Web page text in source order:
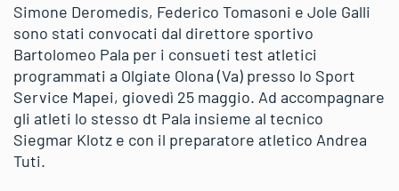
Simone Deromedis, Federico Tomasoni e Jole Galli
sono stati convocati dal direttore sportivo
Bartolomeo Pala per i consueti test atletici
programmati a Olgiate Olona (Va) presso lo Sport
Service Mapei, giovedì 25 maggio. Ad accompagnare
gli atleti lo stesso dt Pala insieme al tecnico
Siegmar Klotz e con il preparatore atletico Andrea
Tuti.